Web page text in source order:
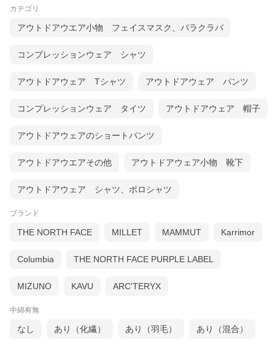
カテゴリ
アウトドアウエア小物 フェイスマスク、バラクラバ
コンプレッションウェア シャツ
アウトドアウェア Tシャツ アウトドアウェア パンツ
コンプレッションウェア タイツ アウトドアウェア 帽子
アウトドアウェアのショートパンツ
アウトドアウエアその他 アウトドアウェア小物 靴下
アウトドアウェア シャツ、ポロシャツ
ブランド
THE NORTH FACE MILLET MAMMUT Karrimor
Columbia THE NORTH FACE PURPLE LABEL
MIZUNO KAVU ARC'TERYX
中綿有無
なし あり（化繊） あり（羽毛） あり（混合）